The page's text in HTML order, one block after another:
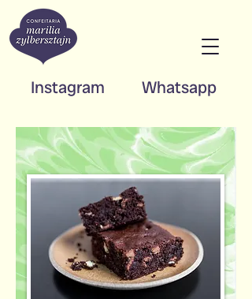
Instagram Whatsapp